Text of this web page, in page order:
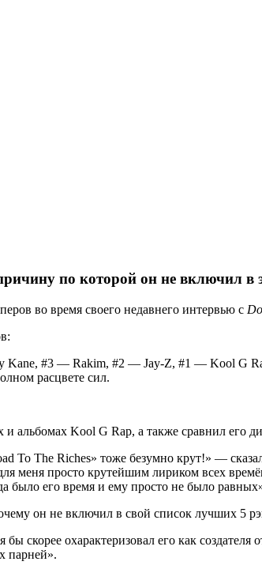
по которой он не включил в
во время своего недавнего интервью с
Kane, #3 — Rakim, #2 — Jay-Z, #1 — Kool G
расцвете сил.
и альбомах Kool G Rap, а также сравнил его
To The Riches» тоже безумно крут!» —
меня просто крутейшим лириком всех
было его время и ему просто не было
он не включил в свой список лучших 5
скорее охарактеризовал его как создателя
парней».